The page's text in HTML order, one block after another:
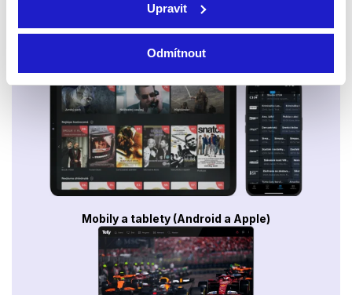
Upravit
Odmítnout
Smart TV - Android, Google, Samsung, LG, VIDAA
Mobily a tablety (Android a Apple)